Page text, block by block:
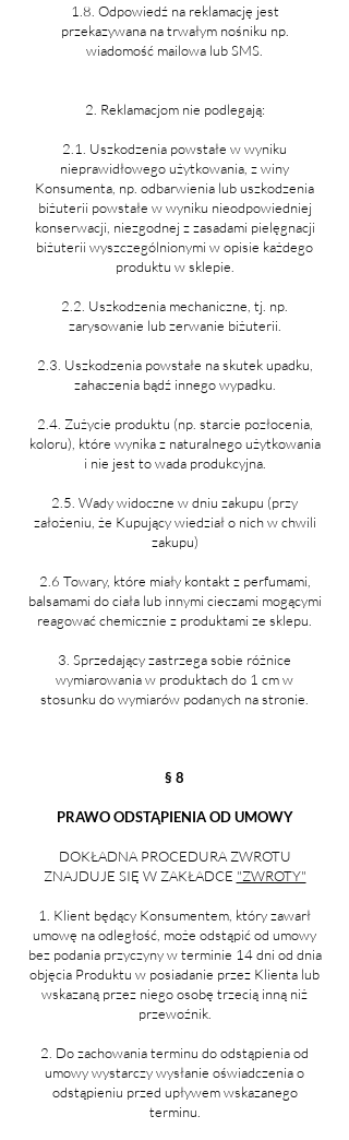
1.8. Odpowiedź na reklamację jest
przekazywana na trwałym nośniku np.
wiadomość mailowa lub SMS.
2. Reklamacjom nie podlegają:
2.1. Uszkodzenia powstałe w wyniku
nieprawidłowego użytkowania, z winy
Konsumenta, np. odbarwienia lub uszkodzenia
biżuterii powstałe w wyniku nieodpowiedniej
konserwacji, niezgodnej z zasadami pielęgnacji
biżuterii wyszczególnionymi w opisie każdego
produktu w sklepie.
2.2. Uszkodzenia mechaniczne, tj. np.
zarysowanie lub zerwanie biżuterii.
2.3. Uszkodzenia powstałe na skutek upadku,
zahaczenia bądź innego wypadku
2.4. Zużycie produktu (np. starcie pozłocenia,
koloru), które wynika z naturalnego użytkowania
i nie jest to wada produkcyjna.
2.5. Wady widoczne w dniu zakupu (przy
założeniu, że Kupujący wiedział o nich w chwili
zakupu)
2.6 Towary, które miały kontakt z perfumami,
balsamami do ciała lub innymi cieczami mogącymi
reagować chemicznie z produktami ze sklepu.
3. Sprzedający zastrzega sobie różnice
wymiarowania w produktach do 1 cm w
stosunku do wymiarów podanych na stronie.
§ 8
PRAWO ODSTĄPIENIA OD UMOWY
DOKŁADNA PROCEDURA ZWROTU
ZNAJDUJE SIĘ W ZAKŁADCE "ZWROTY"
1. Klient będący Konsumentem, który zawarł
umowę na odległość, może odstąpić od umowy
bez podania przyczyny w terminie 14 dni od dnia
objęcia Produktu w posiadanie przez Klienta lub
wskazaną przez niego osobę trzecią inną niż
przewoźnik.
2. Do zachowania terminu do odstąpienia od
umowy wystarczy wysłanie oświadczenia o
odstąpieniu przed upływem wskazanego
terminu.